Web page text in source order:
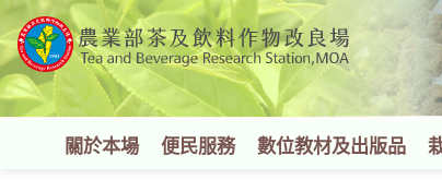
到
主
要
內
關於本場 便民服務 數位教材及出版品